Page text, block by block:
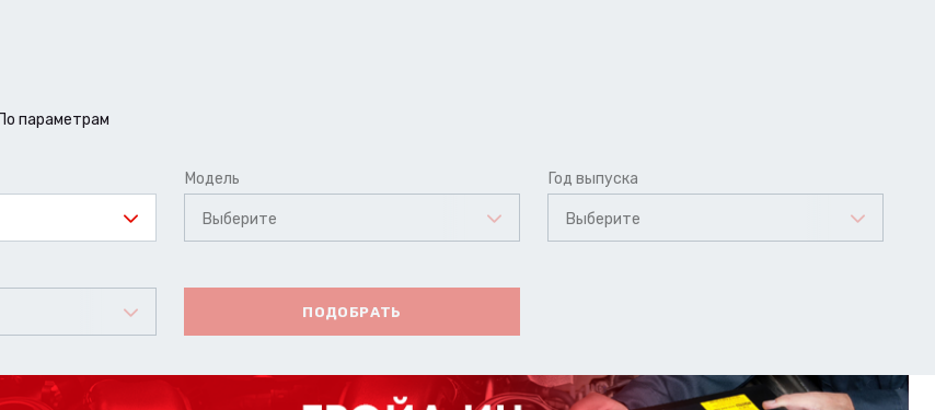
По параметрам
Модель
Выберите
Год выпуска
Выберите
ПОДОБРАТЬ